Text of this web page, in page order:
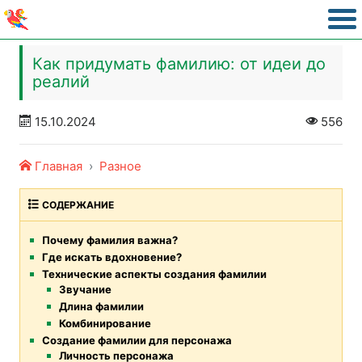
Как придумать фамилию: от идеи до
реалий
15.10.2024 556
Главная Разное
СОДЕРЖАНИЕ
Почему фамилия важна?
Где искать вдохновение?
Технические аспекты создания фамилии
Звучание
Длина фамилии
Комбинирование
Создание фамилии для персонажа
Личность персонажа